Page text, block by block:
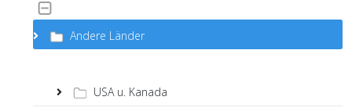
Andere Länder
USA u. Kanada